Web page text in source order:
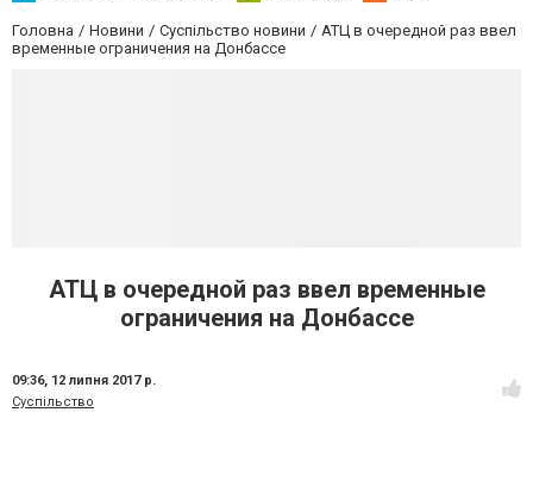
Головна Новини Суспільство новини
АТЦ в очередной раз ввел
временные ограничения на Донбассе
АТЦ в очередной раз ввел временные
ограничения на Донбассе
09:36, 12 липня 2017 р.
Суспільство